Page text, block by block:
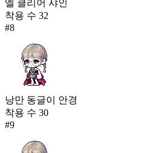
엘 클리어 샤인
착용 수 32
#8
낭만 동글이 안경
착용 수 30
#9